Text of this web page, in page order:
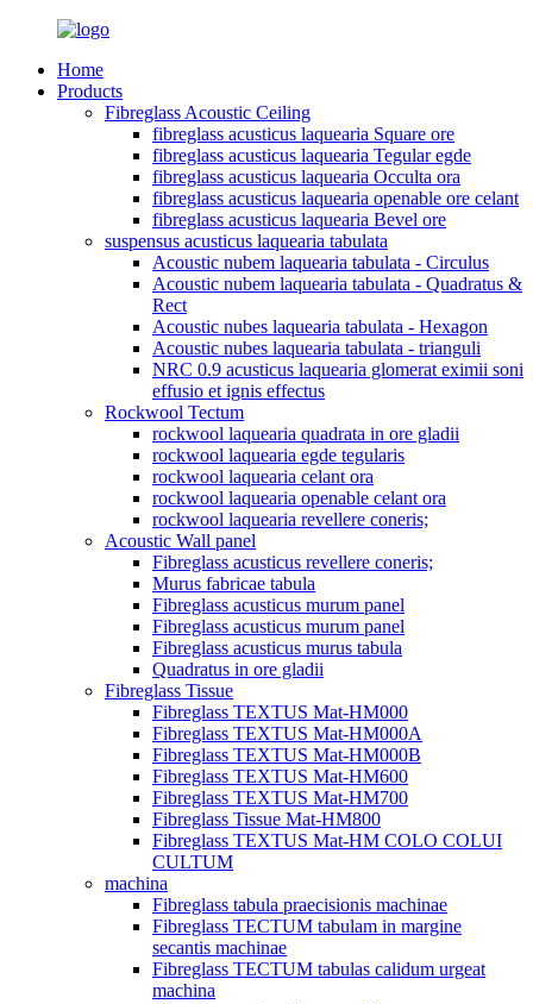
Home
Products
Fibreglass Acoustic Ceiling
fibreglass acusticus laquearia Square ore
fibreglass acusticus laquearia Tegular egde
fibreglass acusticus laquearia Occulta ora
fibreglass acusticus laquearia openable ore celant
fibreglass acusticus laquearia Bevel ore
suspensus acusticus laquearia tabulata
Acoustic nubem laquearia tabulata - Circulus
Acoustic nubem laquearia tabulata - Quadratus &
Rect
Acoustic nubes laquearia tabulata - Hexagon
Acoustic nubes laquearia tabulata - trianguli
NRC 0.9 acusticus laquearia glomerat eximii soni
effusio et ignis effectus
Rockwool Tectum
rockwool laquearia quadrata in ore gladii
rockwool laquearia egde tegularis
rockwool laquearia celant ora
rockwool laquearia openable celant ora
rockwool laquearia revellere coneris;
Acoustic Wall panel
Fibreglass acusticus revellere coneris;
Murus fabricae tabula
Fibreglass acusticus murum panel
Fibreglass acusticus murum panel
Fibreglass acusticus murus tabula
Quadratus in ore gladii
Fibreglass Tissue
Fibreglass TEXTUS Mat-HM000
Fibreglass TEXTUS Mat-HM000A
Fibreglass TEXTUS Mat-HM000B
Fibreglass TEXTUS Mat-HM600
Fibreglass TEXTUS Mat-HM700
Fibreglass Tissue Mat-HM800
Fibreglass TEXTUS Mat-HM COLO COLUI
CULTUM
machina
Fibreglass tabula praecisionis machinae
Fibreglass TECTUM tabulam in margine
secantis machinae
Fibreglass TECTUM tabulas calidum urgeat
machina